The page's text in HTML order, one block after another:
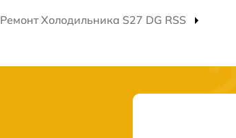
Ремонт Холодильника S27 DG RSS